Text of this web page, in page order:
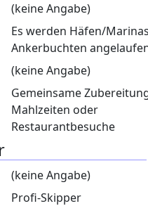
(keine Angabe)
Es werden Häfen/
Ankerbuchten
(keine Angabe)
Gemeinsame
Mahlzeiten oder
Restaurantbesuche
(keine Angabe)
Profi-Skipper